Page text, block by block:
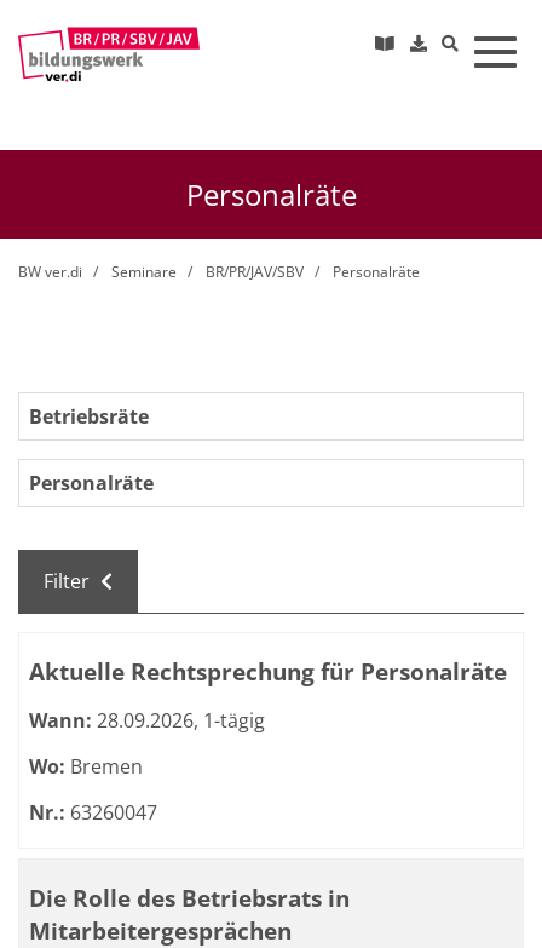
Personalräte
BW ver.di Seminare BR/PR/JAV/SBV Personalräte
Betriebsräte
Personalräte
Filter
Aktuelle Rechtsprechung für Personalräte
Wann: 28.09.2026, 1-tägig
Wo: Bremen
Nr.: 63260047
Die Rolle des Betriebsrats in
Mitarbeitergesprächen